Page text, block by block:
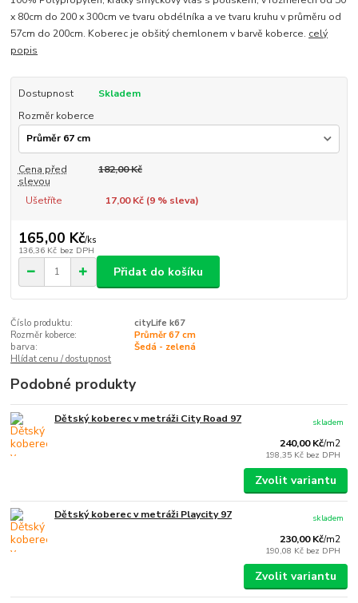
x 80cm do 200 x 300cm ve tvaru obdélníka a ve tvaru kruhu v průměru od
57cm do 200cm. Koberec je obšitý chemlonem v barvě koberce. celý
popis
Dostupnost
Skladem
Rozměr koberce
Cena před
slevou
182,00 Kč
Ušetříte 17,00 Kč (9% sleva)
165,00 Kč/ks
136,36 Kč bez DPH
Přidat do košíku
Číslo produktu:
cityLife k67
Rozměr koberce:
Průměr 67 cm
barva:
Šedá - zelená
Hlídat cenu / dostupnost
Podobné produkty
Dětský koberec v metráži City Road 97
240,00 Kč/m2
198,35 Kč bez DPH
skladem
Zvolit variantu
Dětský koberec v metráži Playcity 97
230,00 Kč/m2
190,08 Kč bez DPH
skladem
Zvolit variantu